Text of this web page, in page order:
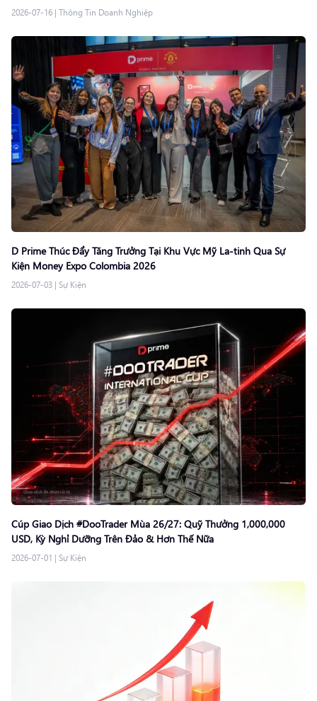
2026-07-16 | Thông Tin Doanh Nghiệp
D Prime Thúc Đẩy Tăng Trưởng Tại Khu Vực Mỹ La-tinh Qua Sự
Kiện Money Expo Colombia 2026
2026-07-03 | Sự Kiện
Cúp Giao Dịch #DooTrader Mùa 26/27: Quỹ Thưởng 1,000,000
USD, Kỳ Nghỉ Dưỡng Trên Đảo & Hơn Thế Nữa
2026-07-01 | Sự Kiện